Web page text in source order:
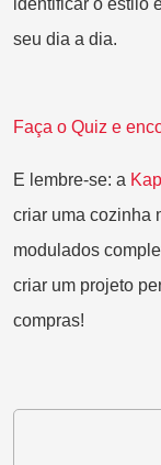
identificar o estilo
seu dia a dia.
Faça o Quiz e
E lembre-se: a Ka
criar uma cozinha
modulados
criar um projeto
compras!